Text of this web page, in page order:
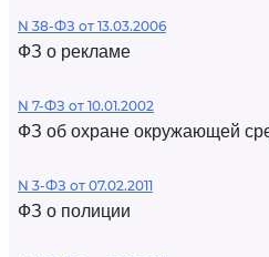
N 38-ФЗ от 13.03.2006
ФЗ о рекламе
N 7-ФЗ от 10.01.2002
ФЗ об охране окружающей
N 3-ФЗ от 07.02.2011
ФЗ о полиции